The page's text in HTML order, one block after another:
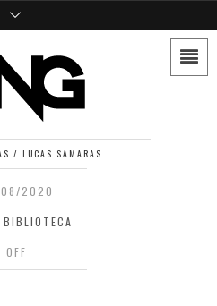
/ LUCAS SAMARAS
2020
OFF